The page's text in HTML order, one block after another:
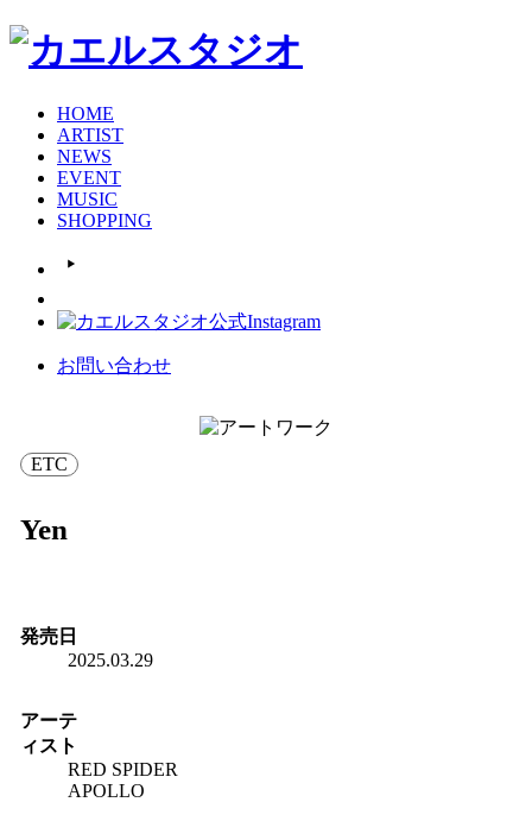
HOME
ARTIST
NEWS
EVENT
MUSIC
SHOPPING
お問い合わせ
ETC
Yen
発売日
2025.03.29
アーテ
ィスト
RED SPIDER
APOLLO